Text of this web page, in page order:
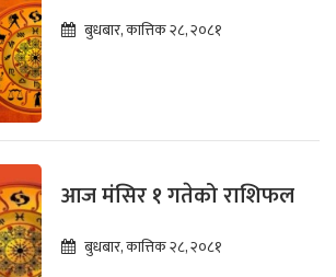
बुधबार, कात्तिक २८, २०८१
आज मंसिर १ गतेको राशिफल
बुधबार, कात्तिक २८, २०८१